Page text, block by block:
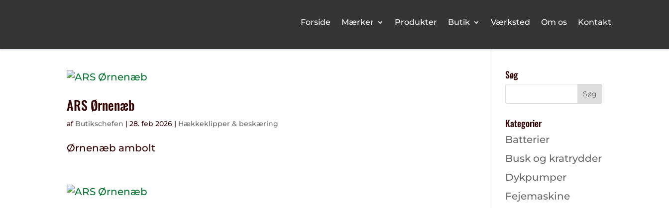
Forside Mærker Produkter Butik Værksted Om os Kontakt
ARS Ørnenæb
af Butikschefen |28. feb 2026 | Hækkeklipper & beskæring
Ørnenæb ambolt
Søg
Kategorier
Batterier
Busk og kratrydder
Dykpumper
Fejemaskine